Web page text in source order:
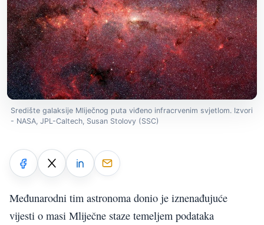
Središte galaksije Mliječnog puta viđeno infracrvenim svjetlom. Izvori
- NASA, JPL-Caltech, Susan Stolovy (SSC)
Međunarodni tim astronoma donio je iznenađujuće
vijesti o masi Mliječne staze temeljem podataka